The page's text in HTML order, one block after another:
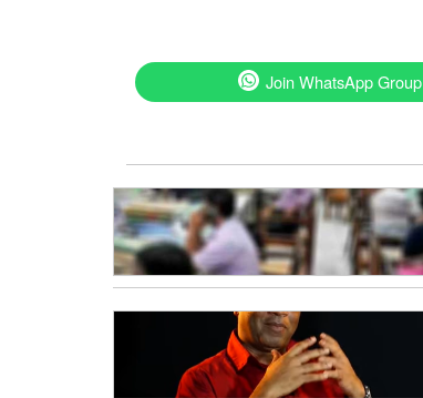
Join WhatsApp Group